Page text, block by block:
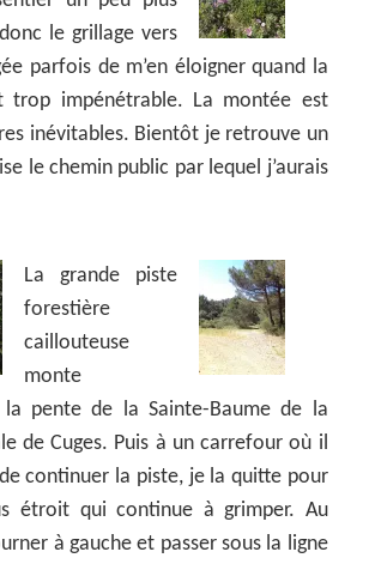
le grillage vers
parfois de m’en éloigner quand la
trop impénétrable. La montée est
inévitables. Bientôt je retrouve un
le chemin public par lequel j’aurais
La grande piste
forestière
caillouteuse
monte
la pente de la Sainte-Baume de la
de Cuges. Puis à un carrefour où il
continuer la piste, je la quitte pour
étroit qui continue à grimper. Au
à gauche et passer sous la ligne